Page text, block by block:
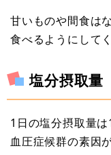
甘いものや間食は
食べるようにして
塩分摂取量
1日の塩分摂取量
血圧症候群の素因